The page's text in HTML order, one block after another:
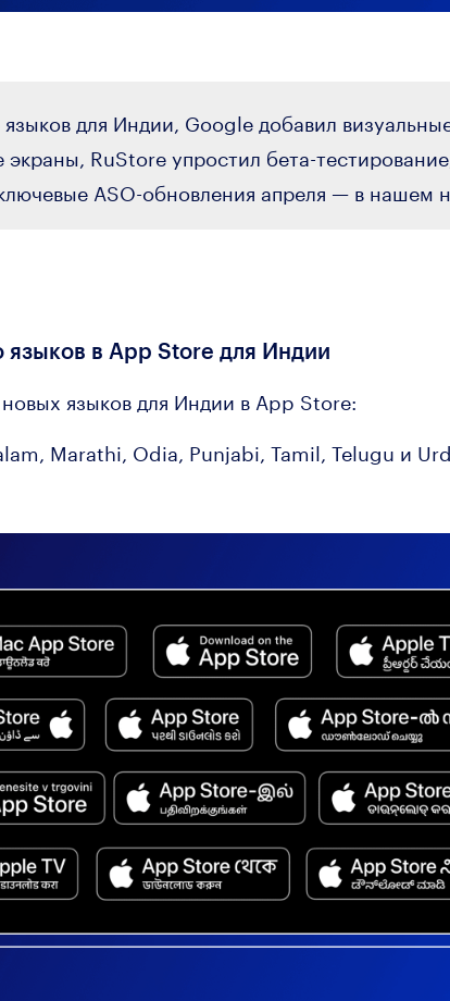
для Индии, Google добавил
RuStore упростил бета-
ASO-обновления апреля — в нашем
в App Store для Индии
языков для Индии в App Store:
Marathi, Odia, Punjabi, Tamil, Telugu и